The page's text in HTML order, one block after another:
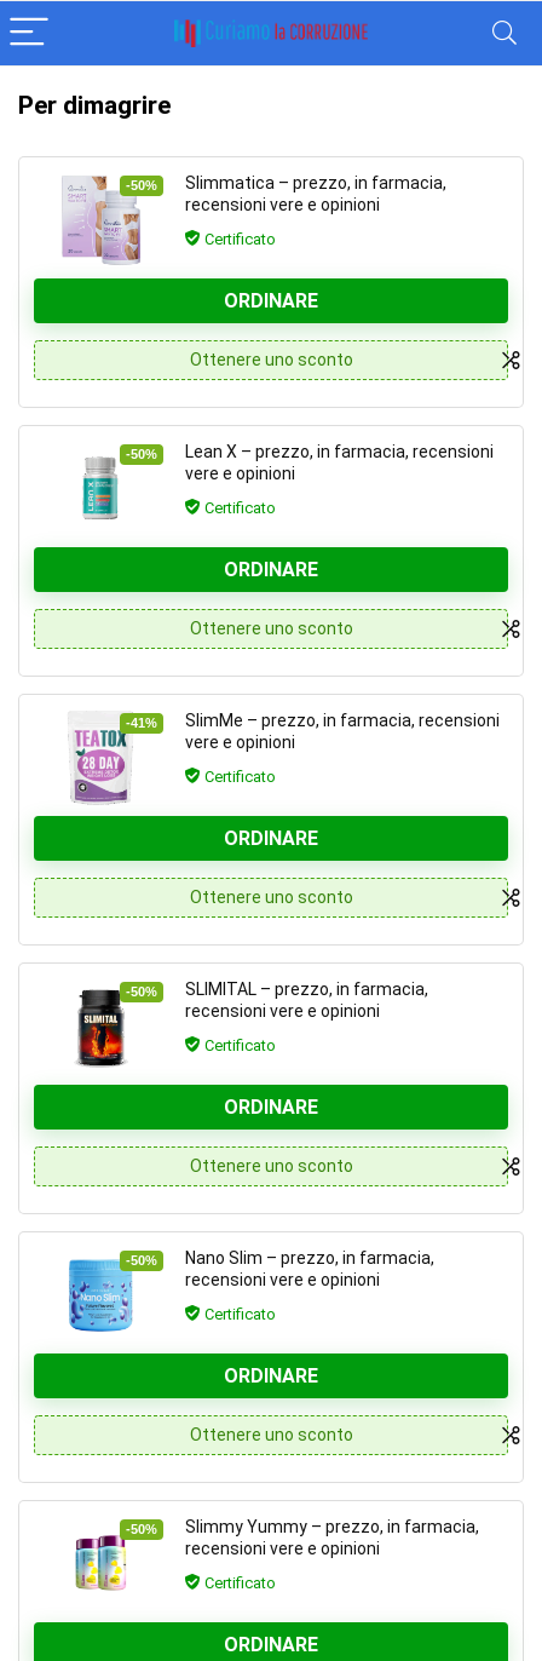
Per dimagrire
-50%
Slimmatica – prezzo, in farmacia,
recensioni vere e opinioni
Certificato
ORDINARE
Ottenere uno sconto
-50%
Lean X – prezzo, in farmacia, recensioni
vere e opinioni
Certificato
ORDINARE
Ottenere uno sconto
-41%
SlimMe – prezzo, in farmacia, recensioni
vere e opinioni
Certificato
ORDINARE
Ottenere uno sconto
-50%
SLIMITAL – prezzo, in farmacia,
recensioni vere e opinioni
Certificato
ORDINARE
Ottenere uno sconto
-50%
Nano Slim – prezzo, in farmacia,
recensioni vere e opinioni
Certificato
ORDINARE
Ottenere uno sconto
-50%
Slimmy Yummy – prezzo, in farmacia,
recensioni vere e opinioni
Certificato
ORDINARE